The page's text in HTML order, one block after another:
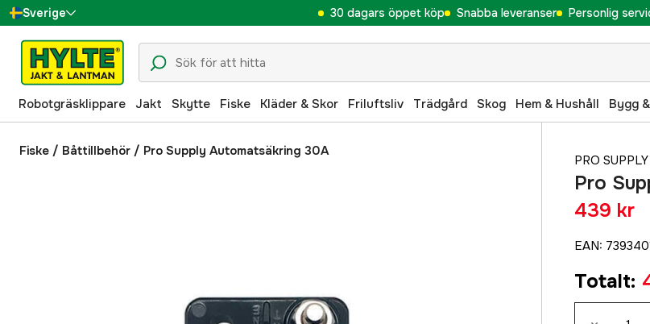
Sverige
Danmark
Suomi
Norge
Deutschland
30 dagars öppet köp Snabba leveranser Personlig
Robotgräsklippare Jakt Skytte Fiske Kläder & Skor Friluftsliv Trädgård Skog Hem & Hushåll Bygg
Fiske / Båttillbehör / Pro Supply Automatsäkring 30A
PRO SUPPLY
Pro
439 kr
EAN:
Totalt: